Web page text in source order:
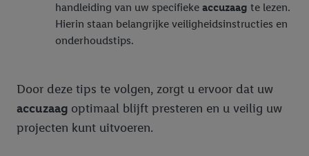
handleiding van uw specifieke accuzaag te lezen.
Hierin staan belangrijke veiligheidsinstructies en
onderhoudstips.
Door deze tips te volgen, zorgt u ervoor dat uw
accuzaag optimaal blijft presteren en u veilig uw
projecten kunt uitvoeren.